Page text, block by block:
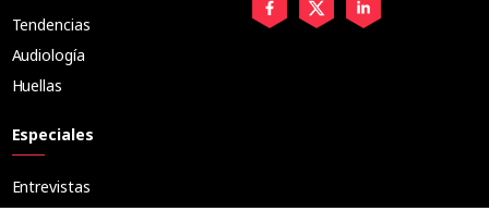
Tendencias
Audiología
Huellas
Especiales
Entrevistas